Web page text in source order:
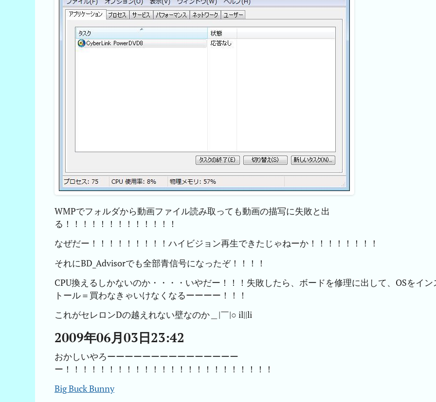
WMPでフォルダから動画ファイル読み取っても動画の描写に失敗と出
る！！！！！！！！！！！！！
なぜだー！！！！！！！！！ハイビジョン再生できたじゃねーか！！！！！！！！
それにBD_Advisorでも全部青信号になったぞ！！！！
CPU換えるしかないのか・・・・いやだー！！！失敗したら、ボードを修理に出して、OSをイン
トール＝買わなきゃいけなくなるーーーー！！！
これがセレロンDの越えれない壁なのか＿|￣|○ il||li
2009年06月03日23:42
おかしいやろーーーーーーーーーーーーーーー
ー！！！！！！！！！！！！！！！！！！！！！！！！
Big Buck Bunny